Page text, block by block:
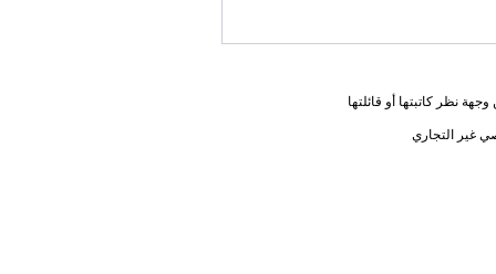
نظر كاتبتها أو قائلتها
غير التجاري